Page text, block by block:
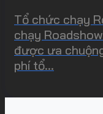
Tổ chức chạy
chạy
được ưa
phí tổ...